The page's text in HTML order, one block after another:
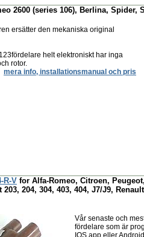
2600 (series 106), Berlina, Spider,
ersätter den mekaniska original
helt elektroniskt har inga
rotor.
mera info, installationsmanual och pris
R-V for Alfa-Romeo, Citroen,
203, 204, 304, 403, 404, J7/J9,
Vår senaste och
fördelare som är